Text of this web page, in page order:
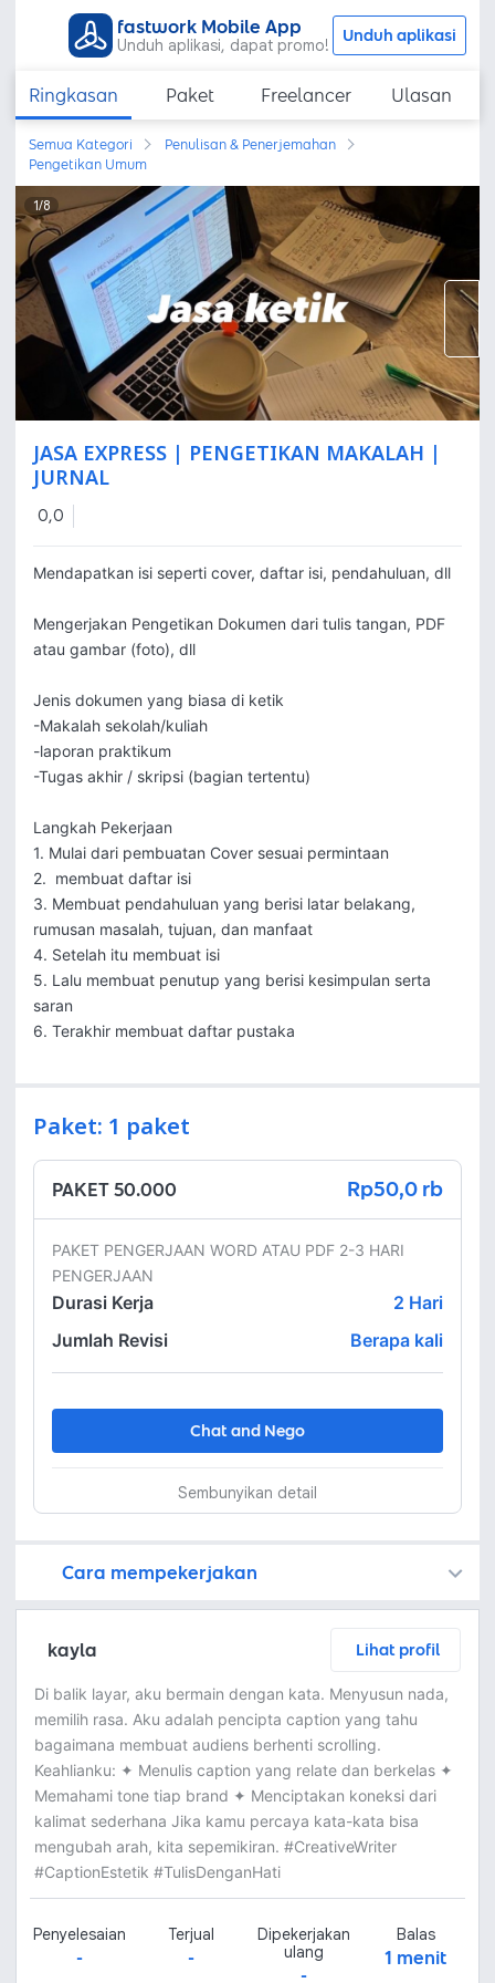
fastwork Mobile App
Unduh aplikasi, dapat promo! Unduh aplikasi
Ringkasan Paket Freelancer Ulasan
Semua Kategori
Penulisan & Penerjemahan
Pengetikan Umum
1/8
JASA EXPRESS | PENGETIKAN MAKALAH |
JURNAL
0,0
Mendapatkan isi seperti cover, daftar isi, pendahuluan, dll
Mengerjakan Pengetikan Dokumen dari tulis tangan, PDF
atau gambar (foto), dll
Jenis dokumen yang biasa di ketik
-Makalah sekolah/kuliah
-laporan praktikum
-Tugas akhir / skripsi (bagian tertentu)
Langkah Pekerjaan
1. Mulai dari pembuatan Cover sesuai permintaan
2.  membuat daftar isi
3. Membuat pendahuluan yang berisi latar belakang,
rumusan masalah, tujuan, dan manfaat
4. Setelah itu membuat isi
5. Lalu membuat penutup yang berisi kesimpulan serta
saran
6. Terakhir membuat daftar pustaka
Paket: 1 paket
PAKET 50.000 Rp50,0 rb
PAKET PENGERJAAN WORD ATAU PDF 2-3 HARI
PENGERJAAN
Durasi Kerja 2 Hari
Jumlah Revisi
Berapa kali
Chat and Nego
Sembunyikan detail
Cara mempekerjakan
kayla Lihat profil
Di balik layar, aku bermain dengan kata. Menyusun nada,
memilih rasa. Aku adalah pencipta caption yang tahu
bagaimana membuat audiens berhenti scrolling.
Keahlianku: ✦ Menulis caption yang relate dan berkelas ✦
Memahami tone tiap brand ✦ Menciptakan koneksi dari
kalimat sederhana Jika kamu percaya kata-kata bisa
mengubah arah, kita sepemikiran. #CreativeWriter
#CaptionEstetik #TulisDenganHati
Penyelesaian
-
Terjual
-
Dipekerjakan
ulang
-
Balas
1 menit